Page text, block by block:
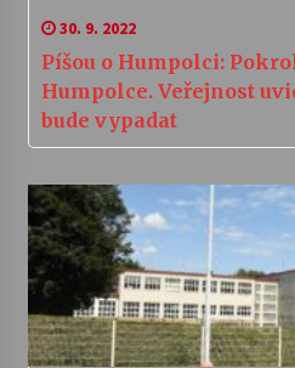
30. 9. 2022
Píšou o Humpolci:
Humpolce. Veřejnost
bude vypadat